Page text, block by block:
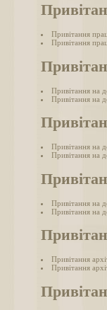
Привітання
Привітання
Привітання на
Привітання на
Привітання на
Привітання на
Привітання на
Привітання на
Привітання
Привітання